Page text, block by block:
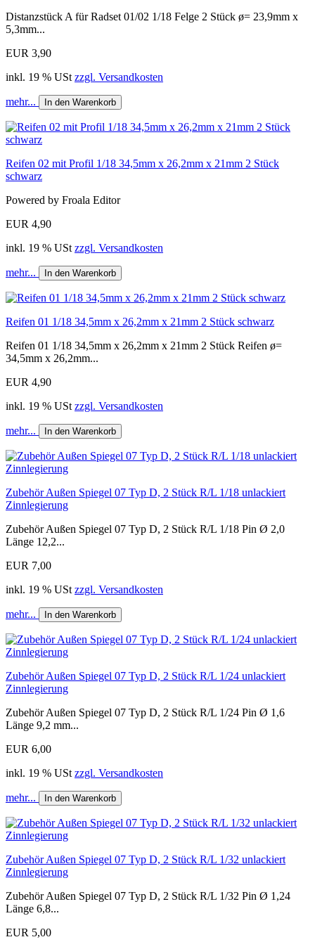
Distanzstück A für Radset 01/02 1/18 Felge 2 Stück ø= 23,9mm x
5,3mm...
EUR 3,90
inkl. 19 % USt zzgl. Versandkosten
mehr... In den Warenkorb
Reifen 02 mit Profil 1/18 34,5mm x 26,2mm x 21mm 2 Stück
schwarz
Powered by Froala Editor
EUR 4,90
inkl. 19 % USt zzgl. Versandkosten
mehr... In den Warenkorb
Reifen 01 1/18 34,5mm x 26,2mm x 21mm 2 Stück schwarz
Reifen 01 1/18 34,5mm x 26,2mm x 21mm 2 Stück Reifen ø=
34,5mm x 26,2mm...
EUR 4,90
inkl. 19 % USt zzgl. Versandkosten
mehr... In den Warenkorb
Zubehör Außen Spiegel 07 Typ D, 2 Stück R/L 1/18 unlackiert
Zinnlegierung
Zubehör Außen Spiegel 07 Typ D, 2 Stück R/L 1/18 Pin Ø 2,0
Länge 12,2...
EUR 7,00
inkl. 19 % USt zzgl. Versandkosten
mehr... In den Warenkorb
Zubehör Außen Spiegel 07 Typ D, 2 Stück R/L 1/24 unlackiert
Zinnlegierung
Zubehör Außen Spiegel 07 Typ D, 2 Stück R/L 1/24 Pin Ø 1,6
Länge 9,2 mm...
EUR 6,00
inkl. 19 % USt zzgl. Versandkosten
mehr... In den Warenkorb
Zubehör Außen Spiegel 07 Typ D, 2 Stück R/L 1/32 unlackiert
Zinnlegierung
Zubehör Außen Spiegel 07 Typ D, 2 Stück R/L 1/32 Pin Ø 1,24
Länge 6,8...
EUR 5,00